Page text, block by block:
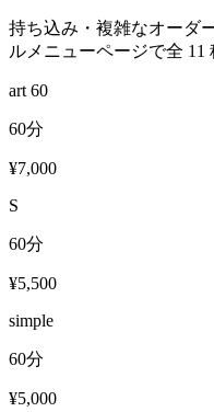
持ち込み・複雑なオーダ
ルメニューページで全 11
art 60
60分
¥7,000
S
60分
¥5,500
simple
60分
¥5,000